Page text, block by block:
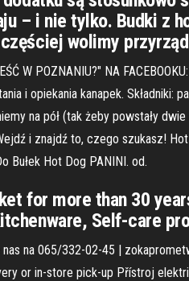
– i nie tylko. Budki z
wolimy
W POZNANIU?" NA FACEBOOKU:
i opiekania kanapek. Składniki:
na pół (tak żeby powstały
i znajdź to, czego szukasz!
Bułek Hot Dog PANINI. od.
for more than 30
Self-care
na 065/332-02-45 |
or in-store pick-up Přístroj